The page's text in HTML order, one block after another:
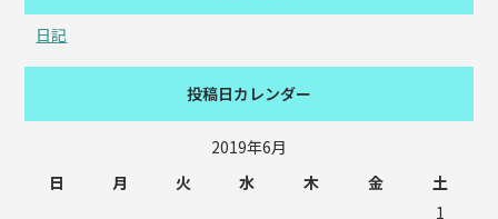
日記
投稿日カレンダー
2019年6月
日
月 火 水 木 金
土
1